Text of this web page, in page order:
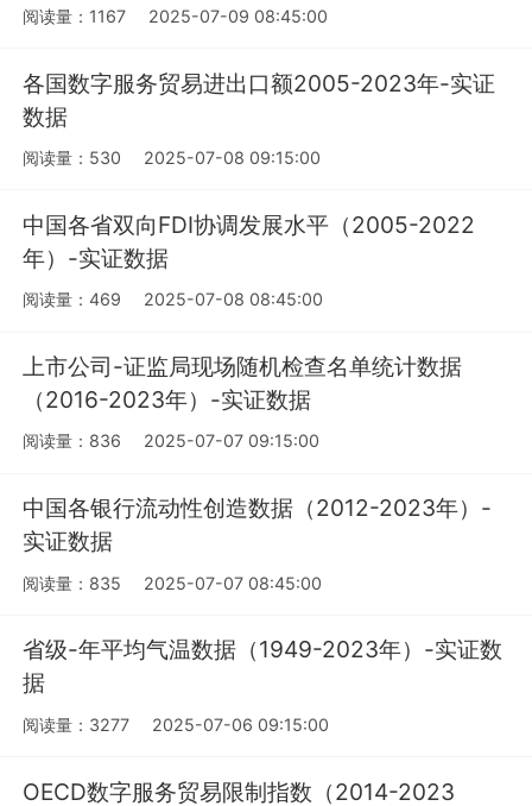
阅读量：1167 2025-07-09 08:45:00
各国数字服务贸易进出口额2005-2023年-实证
数据
阅读量：530 2025-07-08 09:15:00
中国各省双向FDI协调发展水平（2005-2022
年）-实证数据
阅读量：469 2025-07-08 08:45:00
上市公司-证监局现场随机检查名单统计数据
（2016-2023年）-实证数据
阅读量：836 2025-07-07 09:15:00
中国各银行流动性创造数据（2012-2023年）-
实证数据
阅读量：835 2025-07-07 08:45:00
省级-年平均气温数据（1949-2023年）-实证数
据
阅读量：3277 2025-07-06 09:15:00
OECD数字服务贸易限制指数（2014-2023